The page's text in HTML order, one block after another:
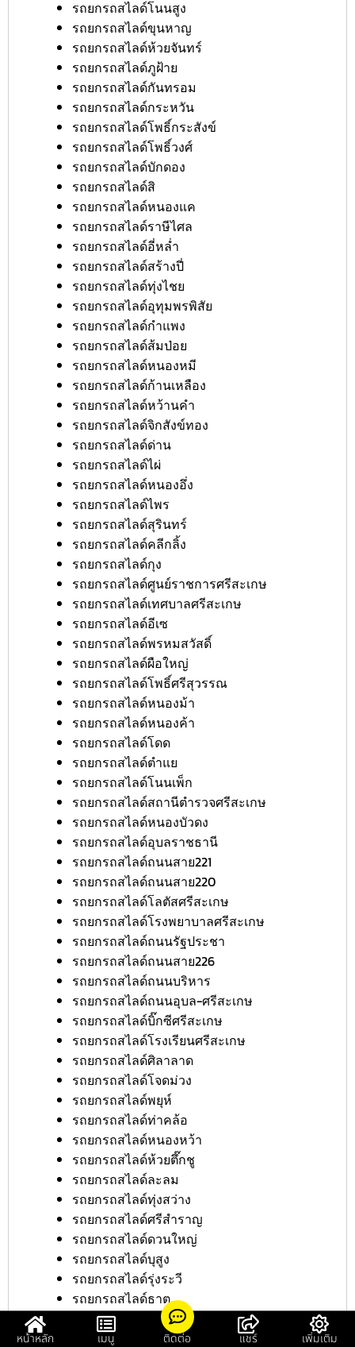
รถยกรถสไลด์โนนสูง
รถยกรถสไลด์ขุนหาญ
รถยกรถสไลด์ห้วยจันทร์
รถยกรถสไลด์ภูฝ้าย
รถยกรถสไลด์กันทรอม
รถยกรถสไลด์กระหวัน
รถยกรถสไลด์โพธิ์กระสังข์
รถยกรถสไลด์โพธิ์วงศ์
รถยกรถสไลด์บักดอง
รถยกรถสไลด์สิ
รถยกรถสไลด์หนองแค
รถยกรถสไลด์ราษีไศล
รถยกรถสไลด์อี่หล่ำ
รถยกรถสไลด์สร้างปี่
รถยกรถสไลด์ทุ่งไชย
รถยกรถสไลด์อุทุมพรพิสัย
รถยกรถสไลด์กำแพง
รถยกรถสไลด์ส้มป่อย
รถยกรถสไลด์หนองหมี
รถยกรถสไลด์ก้านเหลือง
รถยกรถสไลด์หว้านคำ
รถยกรถสไลด์จิกสังข์ทอง
รถยกรถสไลด์ด่าน
รถยกรถสไลด์ไผ่
รถยกรถสไลด์หนองอึ่ง
รถยกรถสไลด์ไพร
รถยกรถสไลด์สุรินทร์
รถยกรถสไลด์คลีกลิ้ง
รถยกรถสไลด์กุง
รถยกรถสไลด์ศูนย์ราชการศรีสะเกษ
รถยกรถสไลด์เทศบาลศรีสะเกษ
รถยกรถสไลด์อีเซ
รถยกรถสไลด์พรหมสวัสดิ์
รถยกรถสไลด์ผือใหญ่
รถยกรถสไลด์โพธิ์ศรีสุวรรณ
รถยกรถสไลด์หนองม้า
รถยกรถสไลด์หนองค้า
รถยกรถสไลด์โดด
รถยกรถสไลด์ตำแย
รถยกรถสไลด์โนนเพ็ก
รถยกรถสไลด์สถานีตำรวจศรีสะเกษ
รถยกรถสไลด์หนองบัวดง
รถยกรถสไลด์อุบลราชธานี
รถยกรถสไลด์ถนนสาย221
รถยกรถสไลด์ถนนสาย220
รถยกรถสไลด์โลตัสศรีสะเกษ
รถยกรถสไลด์โรงพยาบาลศรีสะเกษ
รถยกรถสไลด์ถนนรัฐประชา
รถยกรถสไลด์ถนนสาย226
รถยกรถสไลด์ถนนบริหาร
รถยกรถสไลด์ถนนอุบล-ศรีสะเกษ
รถยกรถสไลด์บิ๊กซีศรีสะเกษ
รถยกรถสไลด์โรงเรียนศรีสะเกษ
รถยกรถสไลด์ศิลาลาด
รถยกรถสไลด์โจดม่วง
รถยกรถสไลด์พยุห์
รถยกรถสไลด์ท่าคล้อ
รถยกรถสไลด์หนองหว้า
รถยกรถสไลด์ห้วยตึ๊กชู
รถยกรถสไลด์ละลม
รถยกรถสไลด์ทุ่งสว่าง
รถยกรถสไลด์ศรีสำราญ
รถยกรถสไลด์ดวนใหญ่
รถยกรถสไลด์บุสูง
รถยกรถสไลด์รุ่งระวี
รถยกรถสไลด์ธาตุ
รถยกรถสไลด์เขิน
รถยกรถสไลด์คูบ
หน้าหลัก เมนู ติดต่อ แชร์ เพิ่มเติม